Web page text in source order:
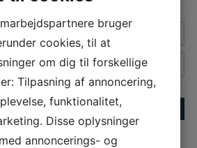
bruger
cookies, til at
om dig til forskellige
Tilpasning af annoncering,
funktionalitet,
Disse oplysninger
annoncerings- og